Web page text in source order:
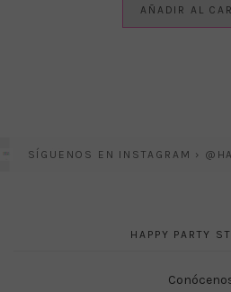
AÑADIR AL
SÍGUENOS EN INSTAGRAM ›
HAPPY PARTY